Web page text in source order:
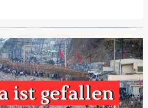
das Feedback von euch. BITTE TEILT
Ein herzliches Dankeschön an jeden,
finanziell unterstützt und somit
index.php/spendenfindet ihr viele
unterstützen (via Paypal, Bank etc.).
donate/?hosted_button_...